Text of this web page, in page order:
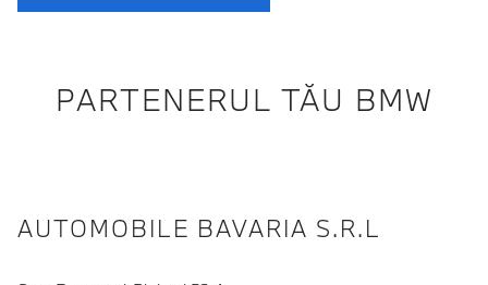
PARTENERUL TĂU BMW
AUTOMOBILE BAVARIA S.R.L